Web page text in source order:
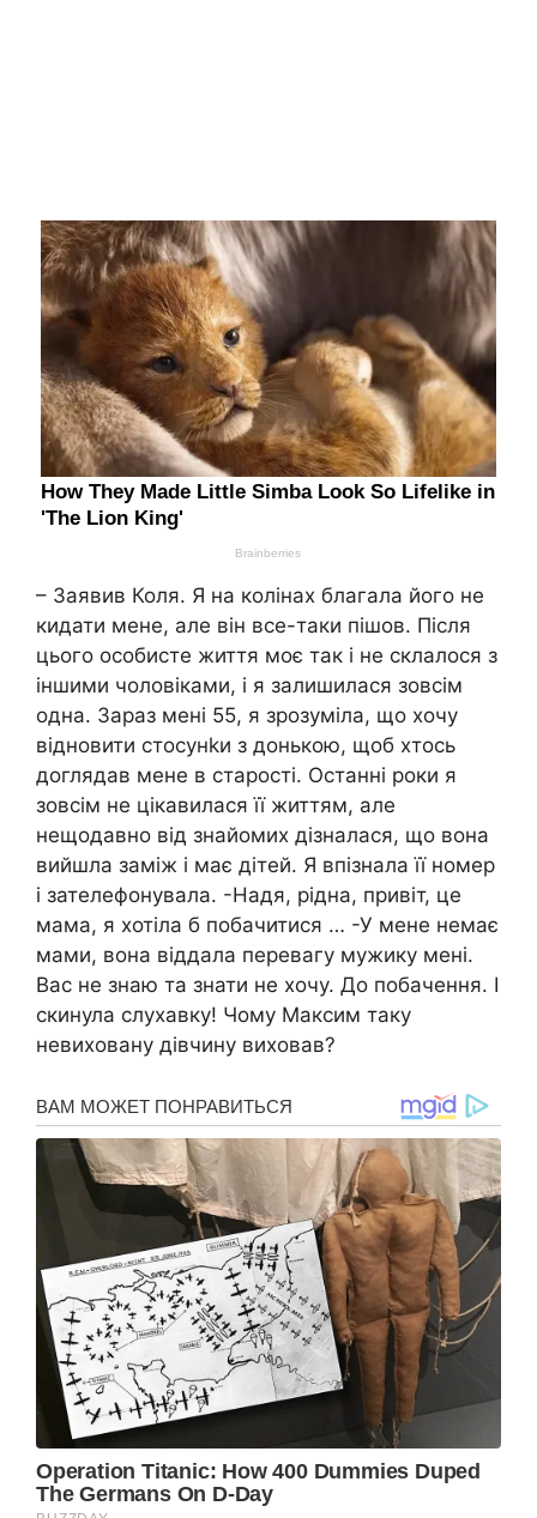
– Заявив Коля. Я на колінах благала його не
кидати мене, але він все-таки пішов. Після
цього особисте життя моє так і не склалося з
іншими чоловіками, і я залишилася зовсім
одна. Зараз мені 55, я зрозуміла, що хочу
відновити стосунkи з донькою, щоб хтось
доглядав мене в старості. Останні роки я
зовсім не цікавилася її життям, але
нещодавно від знайомих дізналася, що вона
вийшла заміж і має дітей. Я впізнала її номер
і зателефонувала. -Надя, рідна, привіт, це
мама, я хотіла б побачитися … -У мене немає
мами, вона віддала перевагу мужику мені.
Вас не знаю та знати не хочу. До побачення. І
скинула слухавку! Чому Максим таку
невиховану дівчину виховав?